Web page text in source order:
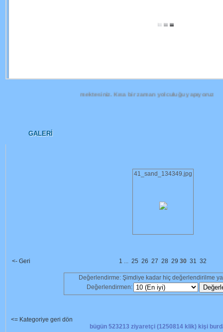
olan yolculuğunu görmektesiniz. Kısa bir zaman yolculuğu yapıyoruz
GALERI
41_sand_134349.jpg
<- Geri 1 ... 25 26 27 28 29 30 31 32
Değerlendirme: Şimdiye kadar hiç değerlendirilme
Değerlendirmen:
<= Kategoriye geri dön
bügün 523213 ziyaretçi (1250814 klik) kişi